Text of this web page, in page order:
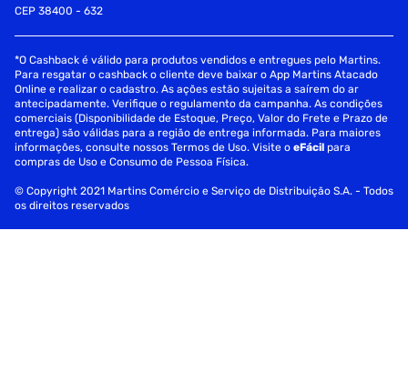
CEP 38400 - 632
*O Cashback é válido para produtos vendidos e entregues pelo Martins.
Para resgatar o cashback o cliente deve baixar o App Martins Atacado
Online e realizar o cadastro. As ações estão sujeitas a saírem do ar
antecipadamente. Verifique o regulamento da campanha. As condições
comerciais (Disponibilidade de Estoque, Preço, Valor do Frete e Prazo de
entrega) são válidas para a região de entrega informada. Para maiores
informações, consulte nossos Termos de Uso. Visite oeFácil para
compras de Uso e Consumo de Pessoa Física.
© Copyright 2021 Martins Comércio e Serviço de Distribuição S.A. - Todos
os direitos reservados